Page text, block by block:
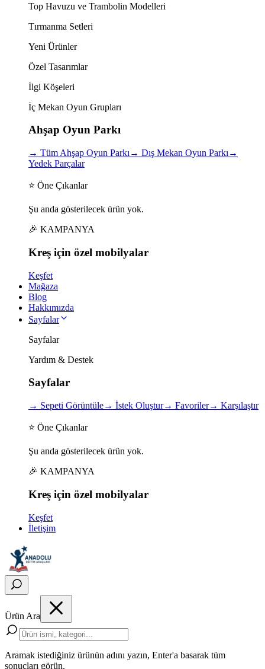
Top Havuzu ve Trambolin Modelleri
Tırmanma Setleri
Yeni Ürünler
Özel Tasarımlar
İlgi Köşeleri
İç Mekan Oyun Grupları
Ahşap Oyun Parkı
→ Tüm Ahşap Oyun Parkı → Dış Mekan Oyun Parkı →
Yedek Parçalar
⭐ Öne Çıkanlar
Şu anda gösterilecek ürün yok.
🎉 KAMPANYA
Kreş için özel mobilyalar
Keşfet
Mağaza
Blog
Hakkımızda
Sayfalar
Sayfalar
Yardım & Destek
Sayfalar
→ Sepeti Görüntüle→ İstek Oluştur→ Favoriler→ Karşılaştır
⭐ Öne Çıkanlar
Şu anda gösterilecek ürün yok.
🎉 KAMPANYA
Kreş için özel mobilyalar
Keşfet
İletişim
Ürün Ara
Aramak istediğiniz ürünün adını yazın, Enter'a basarak tüm
sonuçları görün.